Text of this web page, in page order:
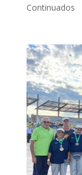
Continuados